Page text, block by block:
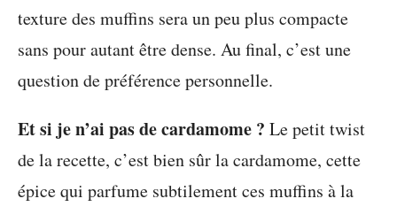
texture des muffins sera un peu plus compacte
sans pour autant être dense. Au final, c’est une
question de préférence personnelle.
Et si je n’ai pas de cardamome ? Le petit twist
de la recette, c’est bien sûr la cardamome, cette
épice qui parfume subtilement ces muffins à la